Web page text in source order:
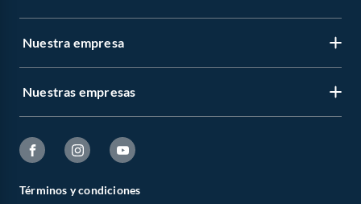
Nuestra empresa
Nuestras empresas
Términos y condiciones